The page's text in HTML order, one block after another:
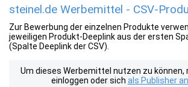
steinel.de Werbemittel - CSV-
Zur Bewerbung der einzelnen Produkte
jeweiligen Produkt-Deeplink aus der ersten
(Spalte Deeplink der CSV).
Um dieses Werbemittel nutzen zu können,
einloggen oder sich als Publisher